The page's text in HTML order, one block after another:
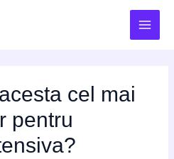
cel mai
pentru